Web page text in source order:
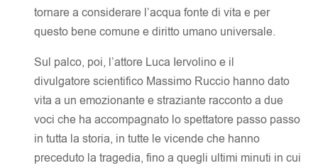
tornare a considerare l’acqua fonte di vita e per
questo bene comune e diritto umano universale.
Sul palco, poi, l’attore Luca Iervolino e il
divulgatore scientifico Massimo Ruccio hanno dato
vita a un emozionante e straziante racconto a due
voci che ha accompagnato lo spettatore passo passo
in tutta la storia, in tutte le vicende che hanno
preceduto la tragedia, fino a quegli ultimi minuti in cui